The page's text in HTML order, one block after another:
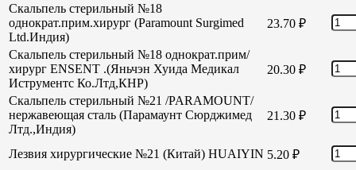
Скальпель стерильный №18
однократ.прим.хирург (Paramount Surgimed
Ltd.Индия)
23.70 ₽
Скальпель стерильный №18 однократ.прим/
хирург ENSENT .(Яньчэн Хуида Медикал
Иструментс Ко.Лтд,КНР)
20.30 ₽
Скальпель стерильный №21 /PARAMOUNT/
нержавеющая сталь (Парамаунт Сюрджимед
Лтд.,Индия)
21.30 ₽
Лезвия хирургические №21 (Китай) HUAIYIN 5.20 ₽